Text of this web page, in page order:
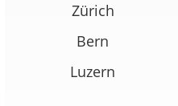
Zürich
Bern
Luzern